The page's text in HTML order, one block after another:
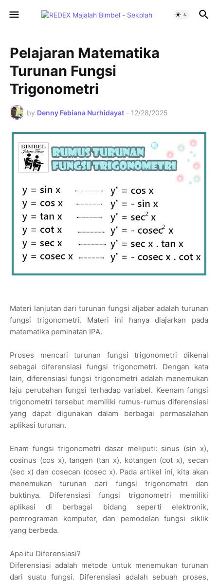
Pelajaran Matematika
Turunan Fungsi
Trigonometri
by Denny Febiana Nurhidayat - 12/28/2025
Materi lanjutan dari turunan fungsi aljabar adalah turunan
fungsi trigonometri. Materi ini hanya diajarkan pada
matematika peminatan IPA.
Proses mencari turunan fungsi trigonometri dikenal
sebagai diferensiasi fungsi trigonometri. Dengan kata
lain, diferensiasi fungsi trigonometri adalah menemukan
laju perubahan fungsi terhadap variabel. Keenam fungsi
trigonometri tersebut memiliki rumus-rumus diferensiasi
yang dapat digunakan dalam berbagai permasalahan
aplikasi turunan.
Enam fungsi trigonometri dasar meliputi: sinus (sin x),
cosinus (cos x), tangen (tan x), kotangen (cot x), secan
(sec x) dan cosecan (cosec x). Pada artikel ini, kita akan
menemukan turunan dari fungsi trigonometri dan
buktinya. Diferensiasi fungsi trigonometri memiliki
aplikasi di berbagai bidang seperti elektronik,
pemrograman komputer, dan pemodelan fungsi siklik
yang berbeda.
Apa itu Diferensiasi?
Diferensiasi adalah metode untuk menemukan turunan
dari suatu fungsi. Diferensiasi adalah sebuah proses,